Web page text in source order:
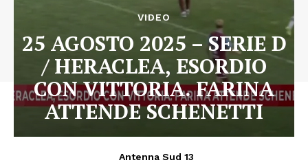
VIDEO
25 AGOSTO 2025 – SERIE D
/ HERACLEA, ESORDIO
CON VITTORIA. FARINA
ATTENDE SCHENETTI
Antenna Sud 13